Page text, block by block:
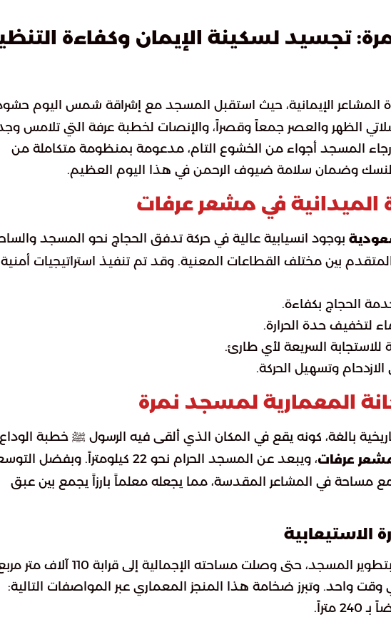
تجسيد لسكينة الإيمان وكفاءة
المشاعر الإيمانية، حيث استقبل المسجد مع إشراقة شمس اليوم
صلاتي الظهر والعصر جمعاً وقصراً، والإنصات لخطبة عرفة التي تلامس
المسجد أجواء من الخشوع التام، مدعومة بمنظومة متكاملة من
النسك وضمان سلامة ضيوف الرحمن في هذا اليوم العظيم.
الميدانية في مشعر عرفات
بوجود انسيابية عالية في حركة تدفق الحجاج نحو المسجد
بين مختلف القطاعات المعنية. وقد تم تنفيذ استراتيجيات أمنية
الحجاج بكفاءة.
لتخفيف حدة الحرارة.
السريعة لأي طارئ.
وتسهيل الحركة.
المعمارية لمسجد نمرة
بالغة، كونه يقع في المكان الذي ألقى فيه الرسول ﷺ خطبة
عرفات
، ويبعد عن المسجد الحرام نحو 22 كيلومتراً. وبفضل
مساحة في المشاعر المقدسة، مما يجعله معلماً بارزاً يجمع بين عبق
الاستيعابية
أولت الدولة السعودية اهتماماً فائقاً بتطوير المسجد، حتى وصلت مساحته الإجمالية إلى قرابة 110
واحد. وتبرز ضخامة هذا المنجز المعماري عبر المواصفات التالية: